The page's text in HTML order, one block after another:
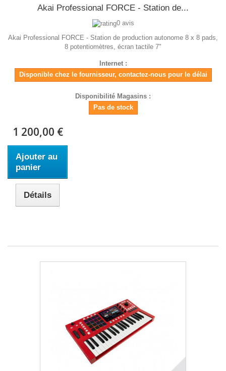
Akai Professional FORCE - Station de...
0 avis
Akai Professional FORCE - Station de production autonome 8 x 8 pads,
8 potentiomètres, écran tactile 7"
Internet :
Disponible chez le fournisseur, contactez-nous pour le délai
Disponibilité Magasins :
Pas de stock
1 200,00 €
Ajouter au
panier
Détails